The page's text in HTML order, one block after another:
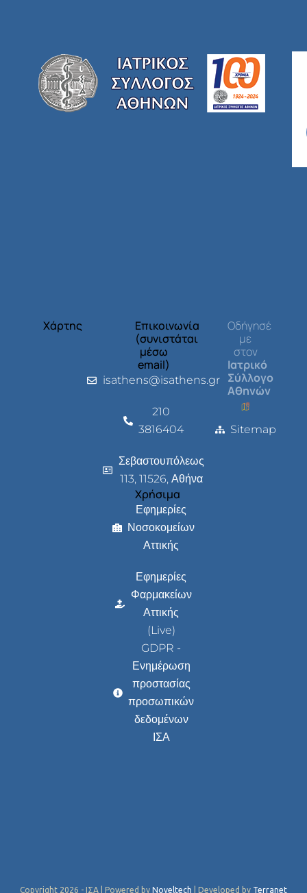
Χάρτης
Επικοινωνία
(συνιστάται
μέσω
email)
isathens@isathens.gr
210
3816404
Σεβαστουπόλεως
113, 11526, Αθήνα
Χρήσιμα
Εφημερίες
Νοσοκομείων
Αττικής
Εφημερίες
Φαρμακείων
Αττικής
(Live)
GDPR -
Ενημέρωση
προστασίας
προσωπικών
δεδομένων
ΙΣΑ
Οδήγησέ
με
στον
Ιατρικό
Σύλλογο
Αθηνών
Sitemap
Copyright 2026 - ΙΣΑ | Powered by Noveltech | Developed by Terranet